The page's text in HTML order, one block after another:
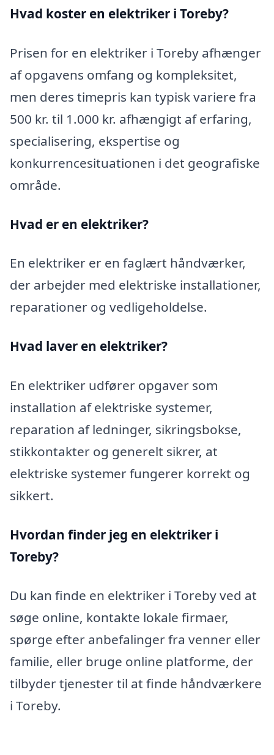
Hvad koster en elektriker i Toreby?
Prisen for en elektriker i Toreby afhænger
af opgavens omfang og kompleksitet,
men deres timepris kan typisk variere fra
500 kr. til 1.000 kr. afhængigt af erfaring,
specialisering, ekspertise og
konkurrencesituationen i det geografiske
område.
Hvad er en elektriker?
En elektriker er en faglært håndværker,
der arbejder med elektriske installationer,
reparationer og vedligeholdelse.
Hvad laver en elektriker?
En elektriker udfører opgaver som
installation af elektriske systemer,
reparation af ledninger, sikringsbokse,
stikkontakter og generelt sikrer, at
elektriske systemer fungerer korrekt og
sikkert.
Hvordan finder jeg en elektriker i
Toreby?
Du kan finde en elektriker i Toreby ved at
søge online, kontakte lokale firmaer,
spørge efter anbefalinger fra venner eller
familie, eller bruge online platforme, der
tilbyder tjenester til at finde håndværkere
i Toreby.